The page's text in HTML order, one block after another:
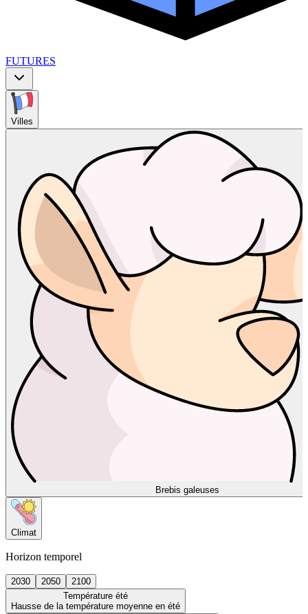
FUTURES
Villes
Brebis galeuses
Climat
Horizon temporel
2030 2050
2100
Température été
Hausse de la température moyenne en été